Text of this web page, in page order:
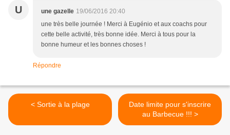
U une gazelle 19/06/2016 20:40
une très belle journée ! Merci à Eugénio et aux coachs pour
cette belle activité, très bonne idée. Merci à tous pour la
bonne humeur et les bonnes choses !
Répondre
< Sortie à la plage
Date limite pour s'inscrire
au Barbecue !!! >